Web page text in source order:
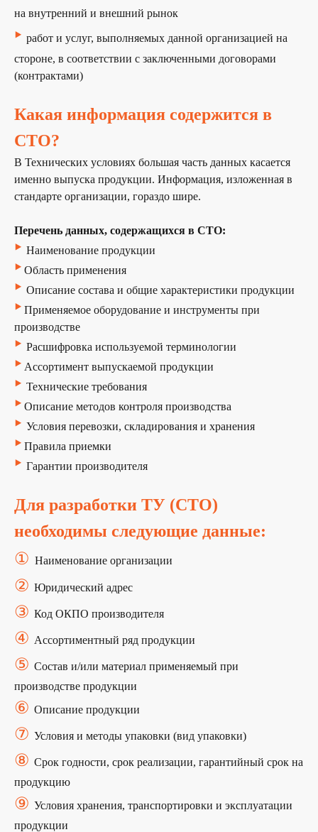
на внутренний и внешний рынок
‣ работ и услуг, выполняемых данной организацией на
стороне, в соответствии с заключенными договорами
(контрактами)
Какая информация содержится в
СТО?
В Технических условиях большая часть данных касается
именно выпуска продукции. Информация, изложенная в
стандарте организации, гораздо шире.
Перечень данных, содержащихся в СТО:
‣ Наименование продукции
‣ Область применения
‣ Описание состава и общие характеристики продукции
‣ Применяемое оборудование и инструменты при
производстве
‣ Расшифровка используемой терминологии
‣ Ассортимент выпускаемой продукции
‣ Технические требования
‣ Описание методов контроля производства
‣ Условия перевозки, складирования и хранения
‣ Правила приемки
‣ Гарантии производителя
Для разработки ТУ (СТО)
необходимы следующие данные:
① Наименование организации
② Юридический адрес
③ Код ОКПО производителя
④ Ассортиментный ряд продукции
⑤ Состав и/или материал применяемый при
производстве продукции
⑥ Описание продукции
⑦ Условия и методы упаковки (вид упаковки)
⑧ Срок годности, срок реализации, гарантийный срок на
продукцию
⑨ Условия хранения, транспортировки и эксплуатации
продукции
бесплатную
консультациюу наших
экспертов
наши эксперты подберут для вас наиболее
выгодный порядок сертификации, с учетом
особенностей вашей продукции.